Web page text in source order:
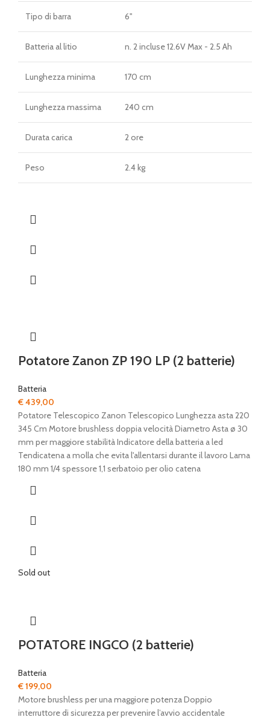
Tipo di barra 6"
Batteria al litio n. 2 incluse 12.6V Max - 2.5 Ah
Lunghezza minima 170 cm
Lunghezza massima 240 cm
Durata carica 2 ore
Peso 2.4 kg
Potatore Zanon ZP 190 LP (2 batterie)
Batteria
€439,00
Potatore Telescopico Zanon Telescopico Lunghezza asta 220
345 Cm Motore brushless doppia velocità Diametro Asta ø 30
mm per maggiore stabilità Indicatore della batteria a led
Tendicatena a molla che evita l'allentarsi durante il lavoro Lama
180 mm 1/4 spessore 1,1 serbatoio per olio catena
Sold out
POTATORE INGCO (2 batterie)
Batteria
€199,00
Motore brushless per una maggiore potenza Doppio
interruttore di sicurezza per prevenire l’avvio accidentale